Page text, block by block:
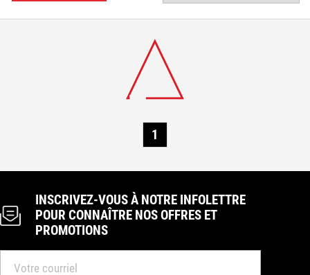
Demain : 8 h à 21 h 00
450 773-9256
CHOISIR CE MAGASIN
Se connecter
1
INSCRIVEZ-VOUS À NOTRE INFOLETTRE
POUR CONNAÎTRE NOS OFFRES ET
PROMOTIONS